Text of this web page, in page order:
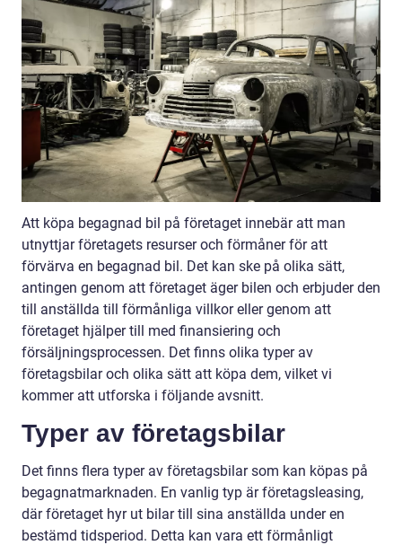
Att köpa begagnad bil på företaget innebär att man
utnyttjar företagets resurser och förmåner för att
förvärva en begagnad bil. Det kan ske på olika sätt,
antingen genom att företaget äger bilen och erbjuder den
till anställda till förmånliga villkor eller genom att
företaget hjälper till med finansiering och
försäljningsprocessen. Det finns olika typer av
företagsbilar och olika sätt att köpa dem, vilket vi
kommer att utforska i följande avsnitt.
Typer av företagsbilar
Det finns flera typer av företagsbilar som kan köpas på
begagnatmarknaden. En vanlig typ är företagsleasing,
där företaget hyr ut bilar till sina anställda under en
bestämd tidsperiod. Detta kan vara ett förmånligt